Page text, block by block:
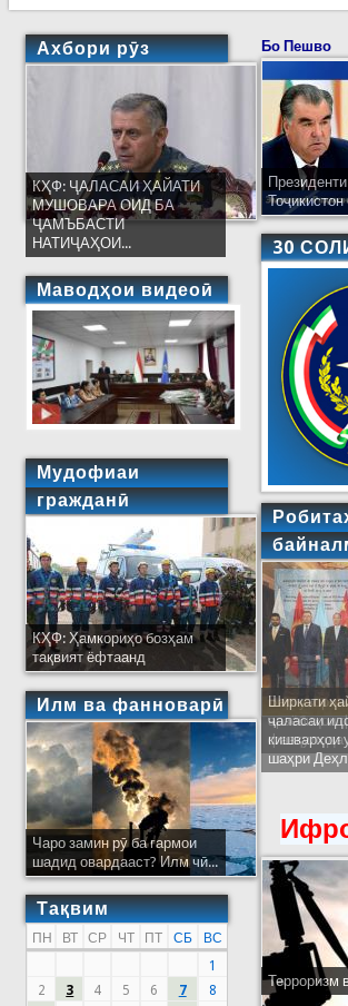
Ахбори рӯз
КҲФ: ҶАЛАСАИ ҲАЙАТИ
МУШОВАРА ОИД БА
ҶАМЪБАСТИ
НАТИҶАҲОИ...
Маводҳои видеоӣ
Мудофиаи
гражданӣ
КҲФ: Ҳамкориҳо бозҳам
тақвият ёфтаанд
Илм ва фанноварӣ
Чаро замин рӯ ба гармои
шадид овардааст? Илм чӣ...
Тақвим
ПН ВТ СР ЧТ ПТ СБ
ВС
1
2
3 4 5 6 7
8
Бо Пешво
30
Ширкати
ҷаласаи
кишварҳои
шаҳри
Терроризм